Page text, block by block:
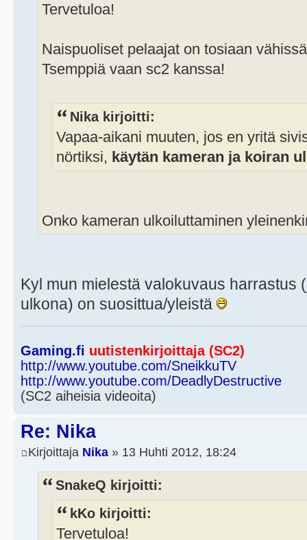
Tervetuloa!
Naispuoliset pelaajat on tosiaan
Tsemppiä vaan sc2 kanssa!
Nika kirjoitti:
Vapaa-aikani muuten, jos en yritä
nörtiksi, käytän kameran ja koiran
Onko kameran ulkoiluttaminen
Kyl mun mielestä valokuvaus harrastus
ulkona) on suosittua/yleistä
Gaming.fi uutistenkirjoittaja (SC2)
http://www.youtube.com/SneikkuTV
http://www.youtube.com/DeadlyDestructive
(SC2 aiheisia videoita)
Re: Nika
Kirjoittaja Nika » 13 Huhti 2012, 18:24
SnakeQ kirjoitti:
kKo kirjoitti:
Tervetuloa!